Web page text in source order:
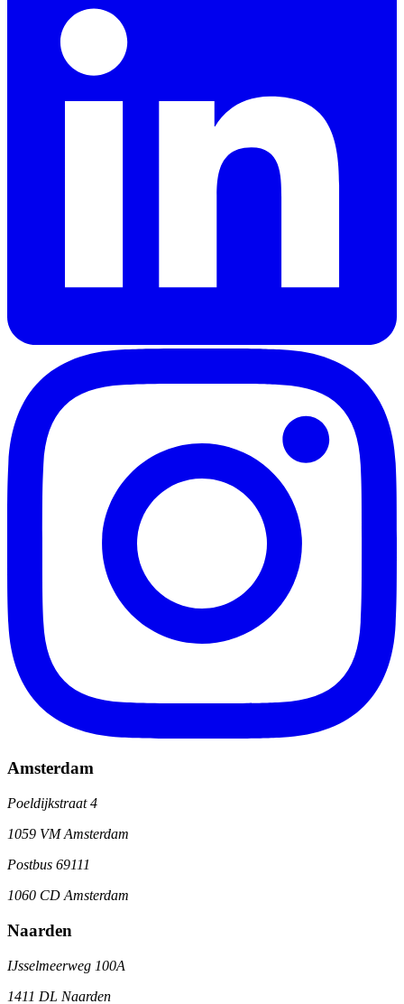
Amsterdam
Poeldijkstraat 4
1059 VM Amsterdam
Postbus 69111
1060 CD Amsterdam
Naarden
IJsselmeerweg 100A
1411 DL Naarden